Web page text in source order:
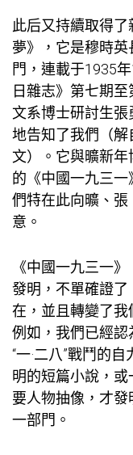
此后又持續取得
夢》，它是穆時
門，連載于1935
日雜志》第七期
文系博士研討生
地告知了我們（
文）。它與曠新
的《中國一九三
們特在此向曠、
意。
《中國一九三一
發明，不單確證
在，並且轉變了我
例如，我們已經
“一·二八”戰鬥的
明的短篇小說，
要人物抽像，才
一部門。